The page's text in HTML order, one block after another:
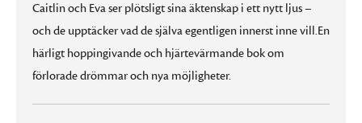
Caitlin och Eva ser plötsligt sina äktenskap i ett nytt ljus –
och de upptäcker vad de själva egentligen innerst inne vill.En
härligt hoppingivande och hjärtevärmande bok om
förlorade drömmar och nya möjligheter.